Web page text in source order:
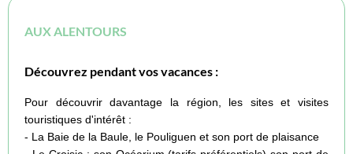
AUX ALENTOURS
Découvrez pendant vos vacances :
Pour découvrir davantage la région, les sites et visites
touristiques d'intérêt :
- La Baie de la Baule, le Pouliguen et son port de plaisance